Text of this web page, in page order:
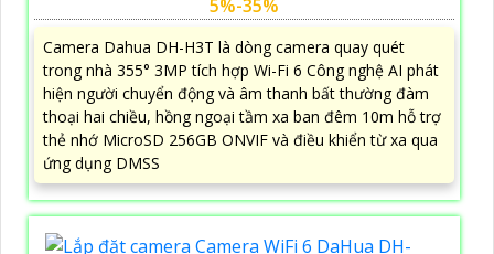
5%-35%
Camera Dahua DH-H3T là dòng camera quay quét
trong nhà 355° 3MP tích hợp Wi-Fi 6 Công nghệ AI phát
hiện người chuyển động và âm thanh bất thường đàm
thoại hai chiều, hồng ngoại tầm xa ban đêm 10m hỗ trợ
thẻ nhớ MicroSD 256GB ONVIF và điều khiển từ xa qua
ứng dụng DMSS